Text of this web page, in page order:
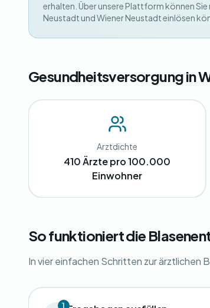
erhalten. Über unsere Plattform können
Neustadt und Wiener Neustadt einlösen
Gesundheitsversorgung in
Arztdichte
410 Ärzte pro 100.000
Einwohner
So funktioniert die
In vier einfachen Schritten zur ärztlichen
1